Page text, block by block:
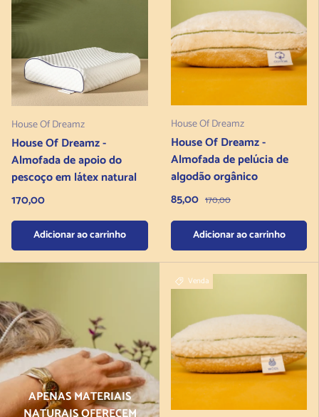
House Of Dreamz
House Of Dreamz -
Almofada de apoio do
pescoço em látex natural
Preço normal
170,00
Adicionar ao carrinho
House Of Dreamz
House Of Dreamz -
Almofada de pelúcia de
algodão orgânico
Preço de venda
85,00 Preço normal
170,00
Adicionar ao carrinho
APENAS MATERIAIS
Venda